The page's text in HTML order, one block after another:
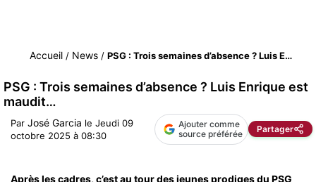
Accueil / News / PSG : Trois semaines d’absence ? Luis Enrique est maudit…
PSG : Trois semaines d’absence ? Luis Enrique est
maudit…
Par José Garcia le Jeudi 09
octobre 2025 à 08:30
Ajouter comme
source préférée
Partager
Après les cadres, c’est au tour des jeunes prodiges du PSG